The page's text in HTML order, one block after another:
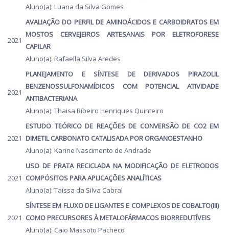
Aluno(a): Luana da Silva Gomes
2021
AVALIAÇÃO DO PERFIL DE AMINOÁCIDOS E CARBOIDRATOS EM
MOSTOS CERVEJEIROS ARTESANAIS POR ELETROFORESE
CAPILAR
Aluno(a): Rafaella Silva Aredes
2021
PLANEJAMENTO E SÍNTESE DE DERIVADOS PIRAZOLIL
BENZENOSSULFONAMÍDICOS COM POTENCIAL ATIVIDADE
ANTIBACTERIANA
Aluno(a): Thaisa Ribeiro Henriques Quinteiro
2021
ESTUDO TEÓRICO DE REAÇÕES DE CONVERSÃO DE CO2 EM
DIMETIL CARBONATO CATALISADA POR ORGANOESTANHO
Aluno(a): Karine Nascimento de Andrade
2021
USO DE PRATA RECICLADA NA MODIFICAÇÃO DE ELETRODOS
COMPÓSITOS PARA APLICAÇÕES ANALÍTICAS
Aluno(a): Taíssa da Silva Cabral
2021
SÍNTESE EM FLUXO DE LIGANTES E COMPLEXOS DE COBALTO(III)
COMO PRECURSORES À METALOFÁRMACOS BIORREDUTÍVEIS
Aluno(a): Caio Massoto Pacheco